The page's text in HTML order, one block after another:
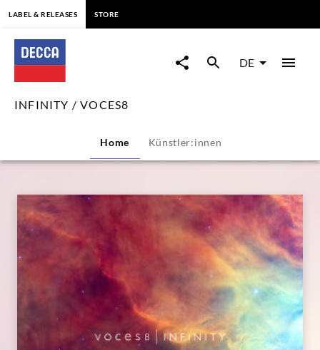
INFINITY
VOCES8
Decca
Classics
LABEL & RELEASES STORE
DE
INFINITY / VOCES8
Home Künstler:innen